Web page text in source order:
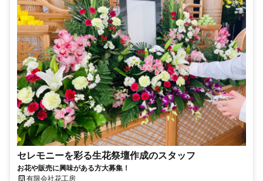
セレモニーを彩る生花祭壇作成のスタッフ
お花や販売に興味がある方大募集！
有限会社花工房